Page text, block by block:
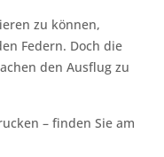
zu können,
Federn. Doch die
den Ausflug zu
– finden Sie am